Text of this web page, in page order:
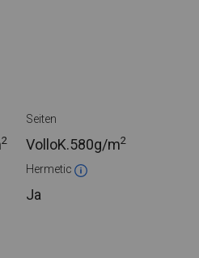
2
Seiten
VolloK.580g/m2
Hermetic
Ja